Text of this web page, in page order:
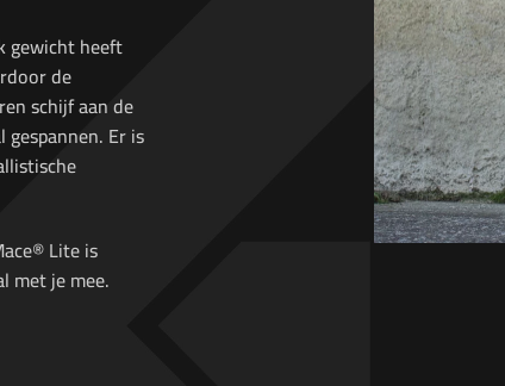
gewicht heeft
de
schijf aan de
Er is
Lite is
met je mee.